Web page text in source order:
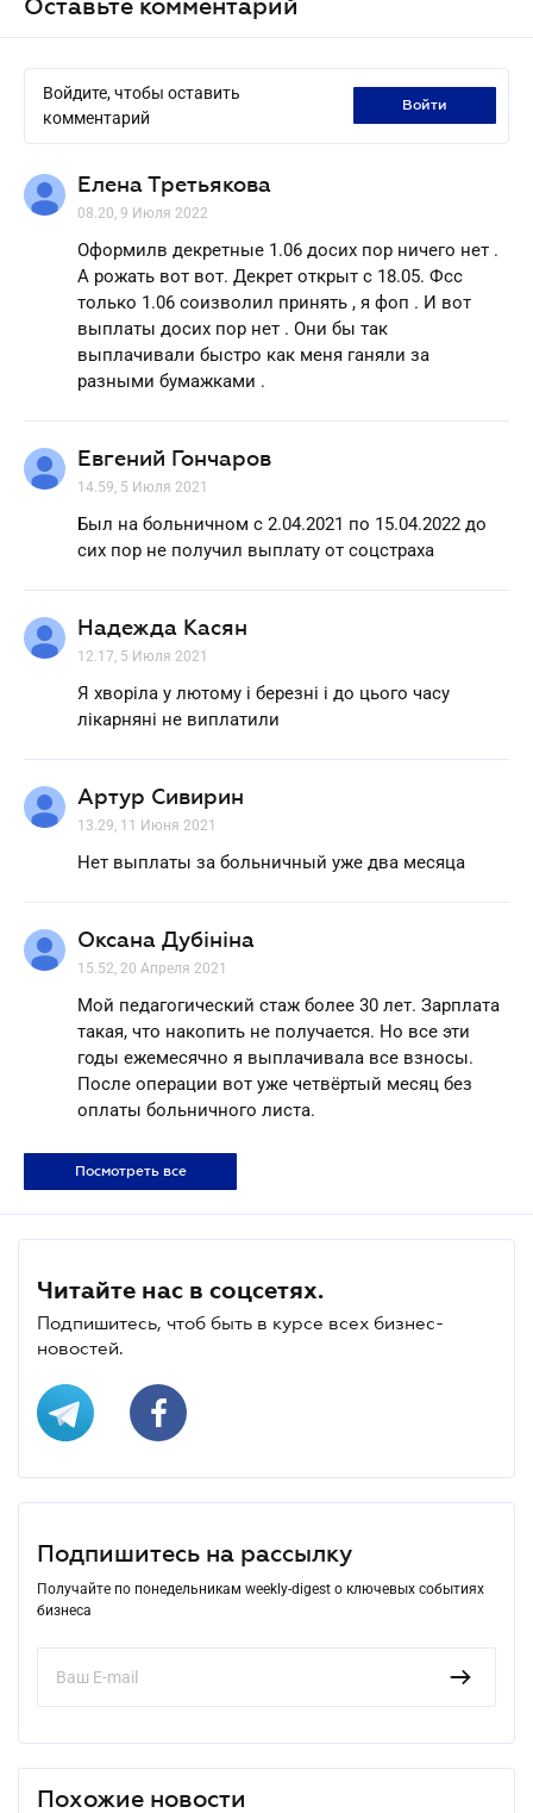
Оставьте комментарий
Войдите, чтобы оставить
комментарий
войти
Елена Третьякова
08.20, 9 Июля 2022
Оформилв декретные 1.06 досих пор ничего нет .
А рожать вот вот. Декрет открыт с 18.05. Фсс
только 1.06 соизволил принять , я фоп . И вот
выплаты досих пор нет . Они бы так
выплачивали быстро как меня ганяли за
разными бумажками .
Евгений Гончаров
14.59, 5 Июля 2021
Был на больничном с 2.04.2021 по 15.04.2022 до
сих пор не получил выплату от соцстраха
Надежда Касян
12.17, 5 Июля 2021
Я хворіла у лютому і березні і до цього часу
лікарняні не виплатили
Артур Сивирин
13.29, 11 Июня 2021
Нет выплаты за больничный уже два месяца
Оксана Дубініна
15.52, 20 Апреля 2021
Мой педагогический стаж более 30 лет. Зарплата
такая, что накопить не получается. Но все эти
годы ежемесячно я выплачивала все взносы.
После операции вот уже четвёртый месяц без
оплаты больничного листа.
Посмотреть все
Читайте нас в соцсетях.
Подпишитесь, чтоб быть в курсе всех бизнес-
новостей.
Подпишитесь на рассылку
Получайте по понедельникам weekly-digest о ключевых событиях
бизнеса
Похожие новости